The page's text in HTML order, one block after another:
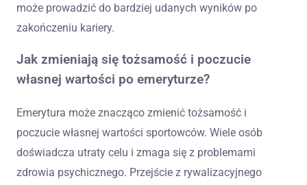
może prowadzić do bardziej udanych wyników po
zakończeniu kariery.
Jak zmieniają się tożsamość i poczucie
własnej wartości po emeryturze?
Emerytura może znacząco zmienić tożsamość i
poczucie własnej wartości sportowców. Wiele osób
doświadcza utraty celu i zmaga się z problemami
zdrowia psychicznego. Przejście z rywalizacyjnego